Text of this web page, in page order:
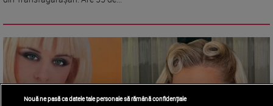
Nouă ne pasă ca datele tale personale să rămână confidențiale